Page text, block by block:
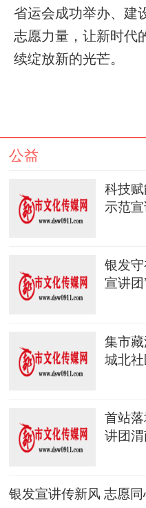
省运会成功举办、建
志愿力量，让新时代
续绽放新的光芒。
公益
科技
示范
银发
宣讲
集市
城北
首站
讲团
银发宣讲传新风 志愿